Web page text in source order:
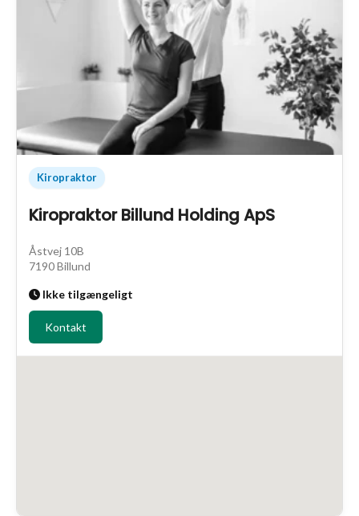
Kiropraktor
Kiropraktor Billund Holding ApS
Åstvej 10B
7190 Billund
Ikke tilgængeligt
Kontakt